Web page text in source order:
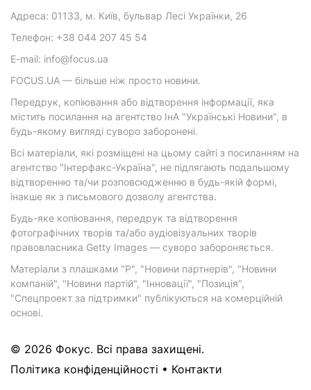
Адреса: 01133, м. Київ, бульвар Лесі Українки, 26
Телефон: +38 044 207 45 54
E-mail: info@focus.ua
FOCUS.UA — більше ніж просто новини.
Передрук, копіювання або відтворення інформації, яка
містить посилання на агентство ІнА "Українські Новини", в
будь-якому вигляді суворо заборонені.
Всі матеріали, які розміщені на цьому сайті з посиланням на
агентство "Інтерфакс-Україна", не підлягають подальшому
відтворенню та/чи розповсюдженню в будь-якій формі,
інакше як з письмового дозволу агентства.
Будь-яке копіювання, передрук та відтворення
фотографічних творів та/або аудіовізуальних творів
правовласника Getty Images — суворо забороняється.
Матеріали з плашками "Р", "Новини партнерів", "Новини
компаній", "Новини партій", "Інновації", "Позиція",
"Спецпроект за підтримки" публікуються на комерційній
основі.
© 2026 Фокус. Всі права захищені.
Політика конфіденційності • Контакти